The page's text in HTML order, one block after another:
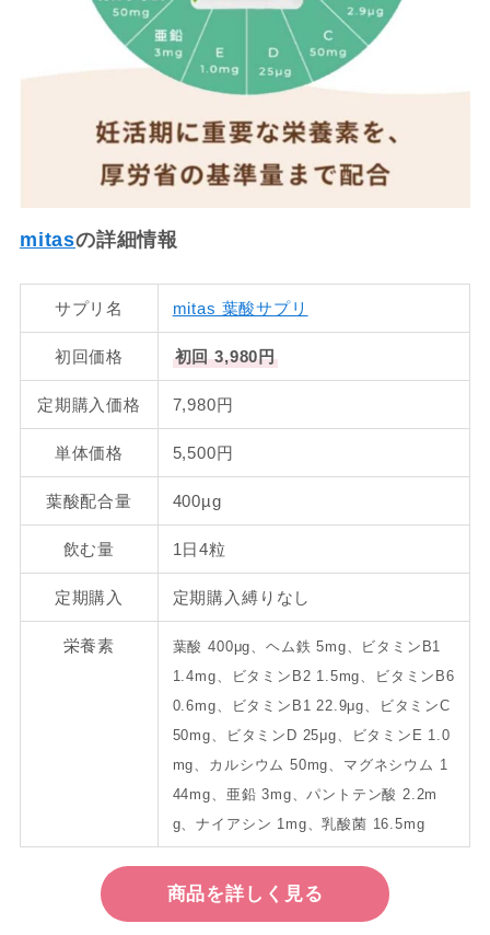
mitasの詳細情報
サプリ名 mitas 葉酸サプリ
初回価格 初回 3,980円
定期購入価格 7,980円
単体価格 5,500円
葉酸配合量 400µg
飲む量 1日4粒
定期購入 定期購入縛りなし
栄養素
葉酸 400μg、ヘム鉄 5mg、ビタミンB1
1.4mg、ビタミンB2 1.5mg、ビタミンB6
0.6mg、ビタミンB1 22.9μg、ビタミンC
50mg、ビタミンD 25μg、ビタミンE 1.0
mg、カルシウム 50mg、マグネシウム 1
44mg、亜鉛 3mg、パントテン酸 2.2m
g、ナイアシン 1mg、乳酸菌 16.5mg
商品を詳しく見る